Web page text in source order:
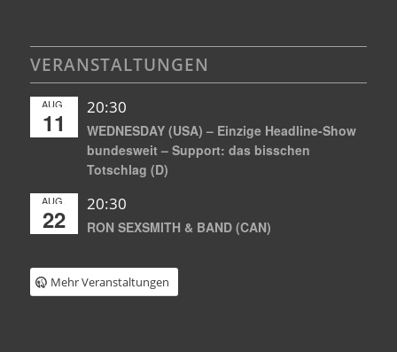
VERANSTALTUNGEN
AUG.
11
20:30
WEDNESDAY (USA) – Einzige Headline-Show
bundesweit – Support: das bisschen
Totschlag (D)
AUG.
22
20:30
RON SEXSMITH & BAND (CAN)
Mehr Veranstaltungen